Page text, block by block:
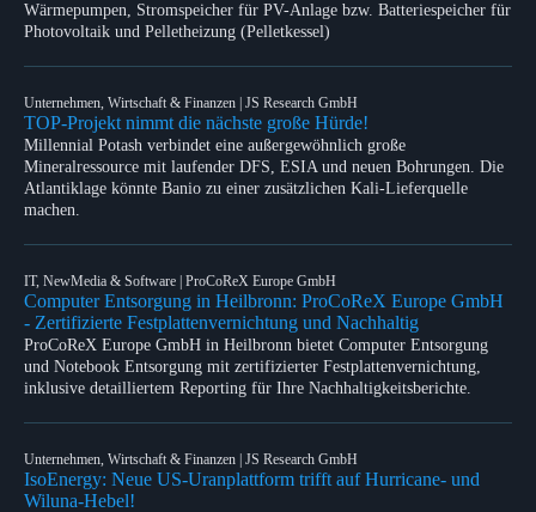
Wärmepumpen, Stromspeicher für PV-Anlage bzw. Batteriespeicher für
Photovoltaik und Pelletheizung (Pelletkessel)
Unternehmen, Wirtschaft & Finanzen | JS Research GmbH
TOP-Projekt nimmt die nächste große Hürde!
Millennial Potash verbindet eine außergewöhnlich große
Mineralressource mit laufender DFS, ESIA und neuen Bohrungen. Die
Atlantiklage könnte Banio zu einer zusätzlichen Kali-Lieferquelle
machen.
IT, NewMedia & Software | ProCoReX Europe GmbH
Computer Entsorgung in Heilbronn: ProCoReX Europe GmbH
- Zertifizierte Festplattenvernichtung und Nachhaltig
ProCoReX Europe GmbH in Heilbronn bietet Computer Entsorgung
und Notebook Entsorgung mit zertifizierter Festplattenvernichtung,
inklusive detailliertem Reporting für Ihre Nachhaltigkeitsberichte.
Unternehmen, Wirtschaft & Finanzen | JS Research GmbH
IsoEnergy: Neue US-Uranplattform trifft auf Hurricane- und
Wiluna-Hebel!